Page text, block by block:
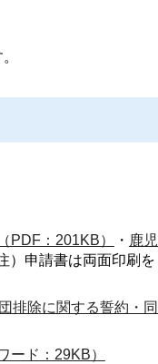
PDF：201KB） ・ 鹿
）申請書は両面印刷
排除に関する誓約・
ード：29KB）